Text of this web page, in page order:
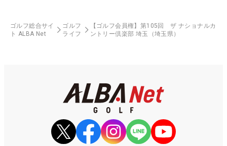
ゴルフ総合サイ
ト ALBA Net
ゴルフ
ライフ
【ゴルフ会員権】第105回 ザ ナショナルカ
ントリー倶楽部 埼玉（埼玉県）